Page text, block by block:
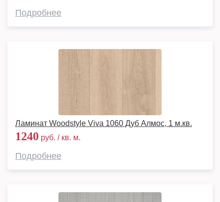
Подробнее
Ламинат Woodstyle Viva 1060 Дуб Алмос, 1 м.кв.
1240 руб. / кв. м.
Подробнее